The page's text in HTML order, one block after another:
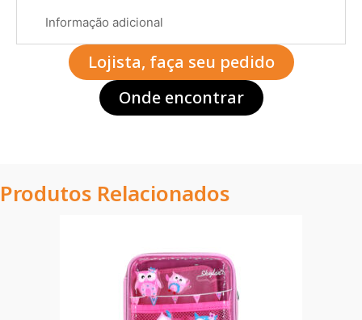
Informação adicional
Lojista, faça seu pedido
Onde encontrar
Produtos Relacionados